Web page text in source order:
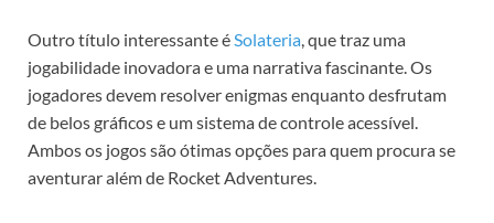
Outro título interessante éSolateria, que traz uma
jogabilidade inovadora e uma narrativa fascinante. Os
jogadores devem resolver enigmas enquanto desfrutam
de belos gráficos e um sistema de controle acessível.
Ambos os jogos são ótimas opções para quem procura se
aventurar além de Rocket Adventures.